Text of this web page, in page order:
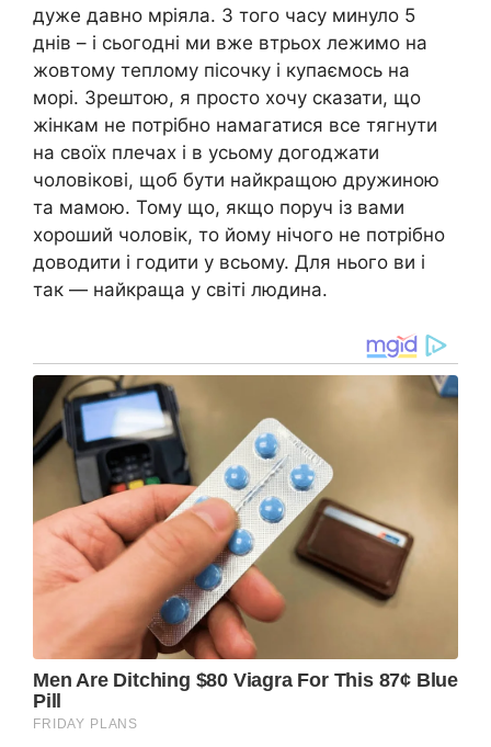
дуже давно мріяла. З того часу минуло 5
днів – і сьогодні ми вже втрьох лежимо на
жовтому теплому пісочку і купаємось на
морі. Зрештою, я просто хочу сказати, що
жінкам не потрібно намагатися все тягнути
на своїх плечах і в усьому догоджати
чоловікові, щоб бути найкращою дружиною
та мамою. Тому що, якщо поруч із вами
хороший чоловік, то йому нічого не потрібно
доводити і годити у всьому. Для нього ви і
так — найкраща у світі людина.